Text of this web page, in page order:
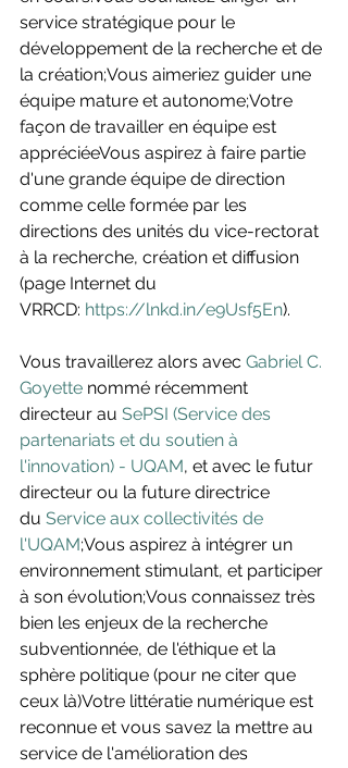
service stratégique pour le
développement de la recherche et de
la création;Vous aimeriez guider une
équipe mature et autonome;Votre
façon de travailler en équipe est
appréciéeVous aspirez à faire partie
d'une grande équipe de direction
comme celle formée par les
directions des unités du vice-rectorat
à la recherche, création et diffusion
(page Internet du
VRRCD: https://lnkd.in/e9Usf5En).
Vous travaillerez alors avec Gabriel C.
Goyette nommé récemment
directeur au SePSI (Service des
partenariats et du soutien à
l'innovation) - UQAM, et avec le futur
directeur ou la future directrice
du Service aux collectivités de
l'UQAM;Vous aspirez à intégrer un
environnement stimulant, et participer
à son évolution;Vous connaissez très
bien les enjeux de la recherche
subventionnée, de l'éthique et la
sphère politique (pour ne citer que
ceux là)Votre littératie numérique est
reconnue et vous savez la mettre au
service de l'amélioration des